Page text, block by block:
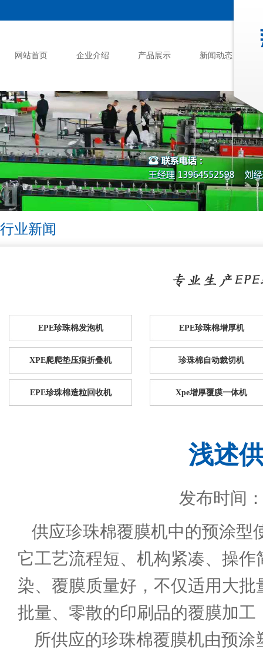
网站首页 企业介绍 产品展示 新闻动态
行业新闻
EPE珍珠棉发泡机 EPE珍珠棉增厚机
XPE爬爬垫压痕折叠机 珍珠棉自动裁切机
EPE珍珠棉造粒回收机 Xpe增厚覆膜一体机
浅述
发布时间
供应珍珠棉覆膜机中的预涂型
它工艺流程短、机构紧凑、操
染、覆膜质量好，不仅适用大
批量、零散的印刷品的覆膜加工
所供应的珍珠棉覆膜机由预涂